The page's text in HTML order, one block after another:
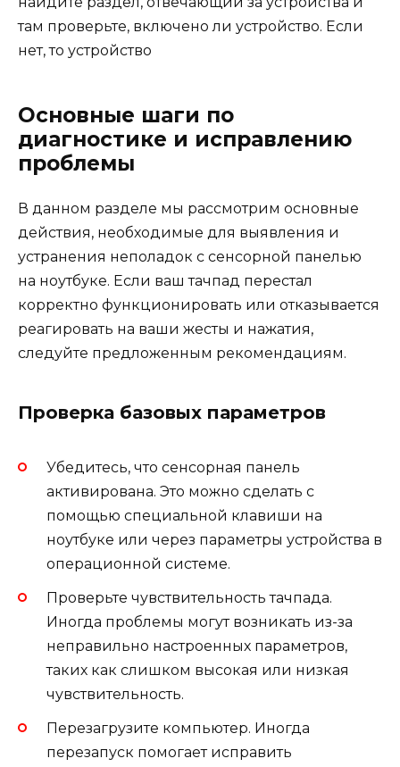
там проверьте, включено ли устройство. Если
нет, то устройство
Основные шаги по
диагностике и исправлению
проблемы
В данном разделе мы рассмотрим основные
действия, необходимые для выявления и
устранения неполадок с сенсорной панелью
на ноутбуке. Если ваш тачпад перестал
корректно функционировать или отказывается
реагировать на ваши жесты и нажатия,
следуйте предложенным рекомендациям.
Проверка базовых параметров
Убедитесь, что сенсорная панель
активирована. Это можно сделать с
помощью специальной клавиши на
ноутбуке или через параметры устройства в
операционной системе.
Проверьте чувствительность тачпада.
Иногда проблемы могут возникать из-за
неправильно настроенных параметров,
таких как слишком высокая или низкая
чувствительность.
Перезагрузите компьютер. Иногда
перезапуск помогает исправить